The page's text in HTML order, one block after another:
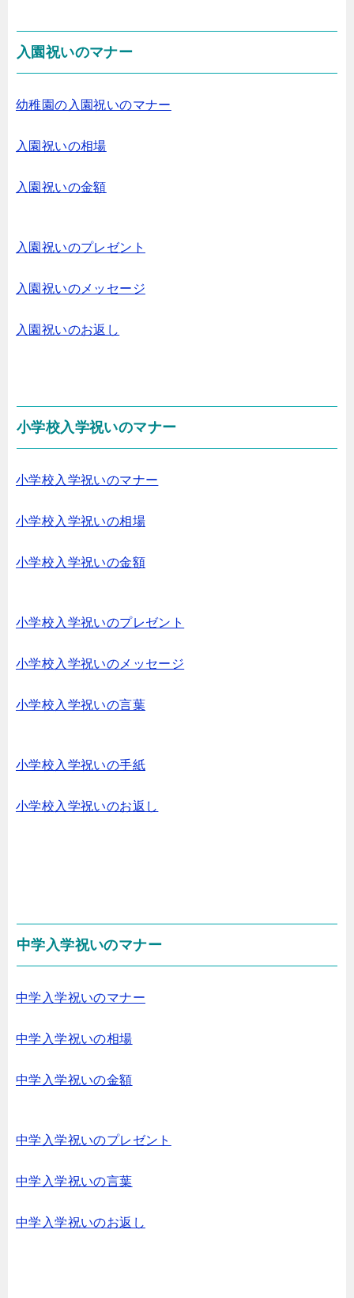
入園祝いのマナー
幼稚園の入園祝いのマナー
入園祝いの相場
入園祝いの金額
入園祝いのプレゼント
入園祝いのメッセージ
入園祝いのお返し
小学校入学祝いのマナー
小学校入学祝いのマナー
小学校入学祝いの相場
小学校入学祝いの金額
小学校入学祝いのプレゼント
小学校入学祝いのメッセージ
小学校入学祝いの言葉
小学校入学祝いの手紙
小学校入学祝いのお返し
中学入学祝いのマナー
中学入学祝いのマナー
中学入学祝いの相場
中学入学祝いの金額
中学入学祝いのプレゼント
中学入学祝いの言葉
中学入学祝いのお返し